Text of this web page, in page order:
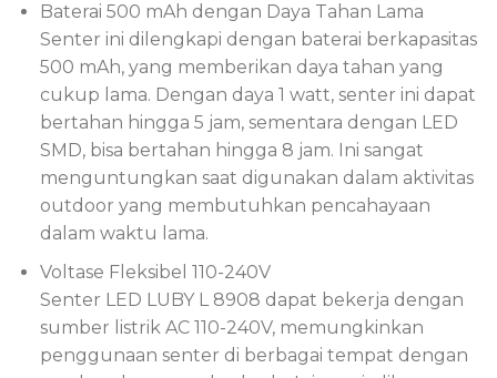
Baterai 500 mAh dengan Daya Tahan Lama
Senter ini dilengkapi dengan baterai berkapasitas
500 mAh, yang memberikan daya tahan yang
cukup lama. Dengan daya 1 watt, senter ini dapat
bertahan hingga 5 jam, sementara dengan LED
SMD, bisa bertahan hingga 8 jam. Ini sangat
menguntungkan saat digunakan dalam aktivitas
outdoor yang membutuhkan pencahayaan
dalam waktu lama.
Voltase Fleksibel 110-240V
Senter LED LUBY L 8908 dapat bekerja dengan
sumber listrik AC 110-240V, memungkinkan
penggunaan senter di berbagai tempat dengan